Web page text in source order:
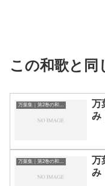
この和歌と同
万
み
万葉集｜第2巻の和歌一覧
万
み